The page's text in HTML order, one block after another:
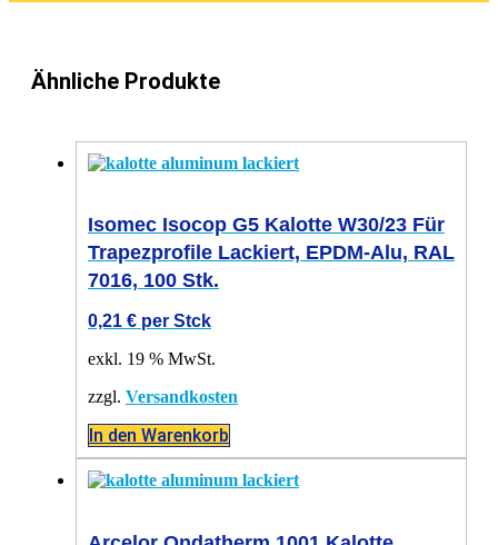
Ähnliche Produkte
Isomec Isocop G5 Kalotte W30/23 Für
Trapezprofile Lackiert, EPDM-Alu, RAL
7016, 100 Stk.
0,21 € per Stck
exkl. 19 % MwSt.
zzgl. Versandkosten
In den Warenkorb